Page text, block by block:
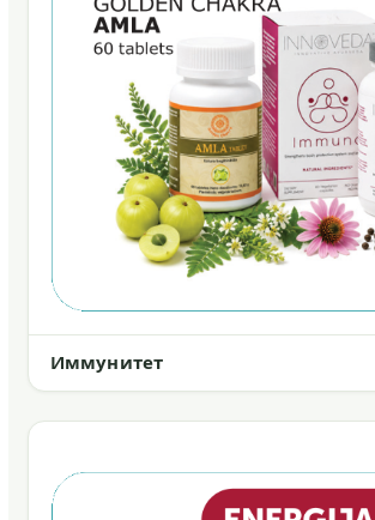
Иммунитет